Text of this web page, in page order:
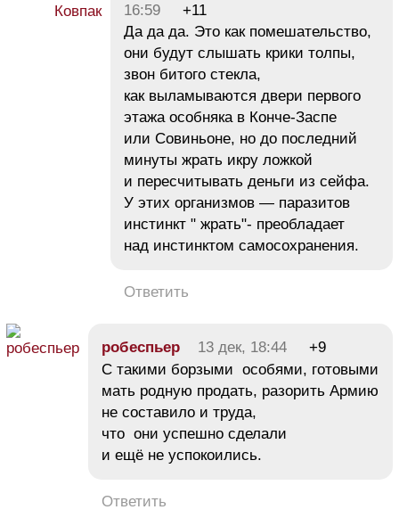
16:59
+11
Да да да. Это как помешательство,
они будут слышать крики толпы,
звон битого стекла,
как выламываются двери первого
этажа особняка в Конче-Заспе
или Совиньоне, но до последний
минуты жрать икру ложкой
и пересчитывать деньги из сейфа.
У этих организмов — паразитов
инстинкт " жрать"- преобладает
над инстинктом самосохранения.
Ответить
робеспьер 13 дек, 18:44
+9
С такими борзыми особями, готовыми
мать родную продать, разорить Армию
не составило и труда,
что они успешно сделали
и ещё не успокоились.
Ответить